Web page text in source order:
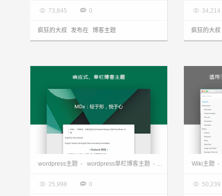
 73,845  0
疯狂的大叔 发布在 博客主题
 34,214
疯狂的大叔
wordpress单栏博客主题MDx分享
wordpress主题 - wordpress单栏博客主题 - wordpress博客主题
 25,998  0
Wiki主题 -
 50,239